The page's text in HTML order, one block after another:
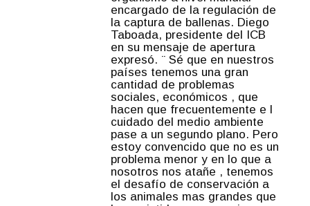
encargado de la regulación de
la captura de ballenas. Diego
Taboada, presidente del ICB
en su mensaje de apertura
expresó. ¨ Sé que en nuestros
países tenemos una gran
cantidad de problemas
sociales, económicos , que
hacen que frecuentemente e l
cuidado del medio ambiente
pase a un segundo plano. Pero
estoy convencido que no es un
problema menor y en lo que a
nosotros nos atañe , tenemos
el desafío de conservación a
los animales mas grandes que